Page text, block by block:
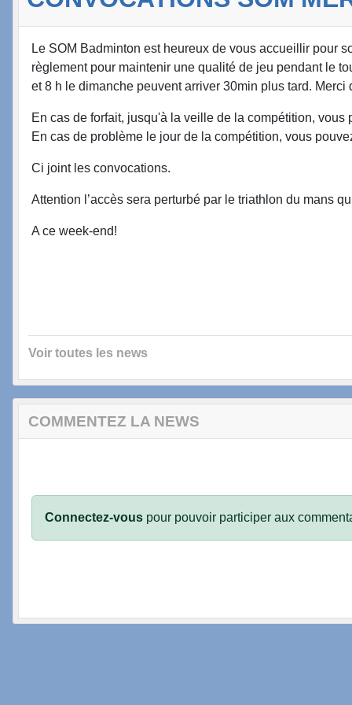
Le SOM Badminton est heureux de vous accueillir pour
règlement pour maintenir une qualité de jeu pendant le
et 8 h le dimanche peuvent arriver 30min plus tard.
En cas de forfait, jusqu'à la veille de la compétition,
En cas de problème le jour de la compétition, vous
Ci joint les convocations.
Attention l’accès sera perturbé par le triathlon du mans
A ce week-end!
Voir toutes les news
COMMENTEZ LA NEWS
Connectez-vous pour pouvoir participer aux